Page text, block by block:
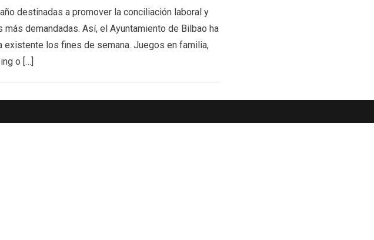
destinadas a promover la conciliación laboral y
demandadas. Así, el Ayuntamiento de Bilbao ha
existente los fines de semana. Juegos en familia,
o […]